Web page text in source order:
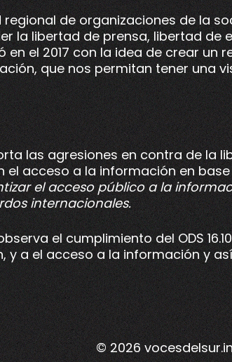
regional de organizaciones de la
la libertad de prensa, libertad
en el 2017 con la idea de crear
que nos permitan tener una
las agresiones en contra de la
acceso a la información en base
el acceso público a la
internacionales.
el cumplimiento del ODS
y a el acceso a la información y
© 2026